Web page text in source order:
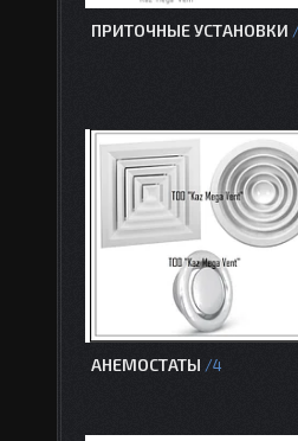
ПРИТОЧНЫЕ УСТАНОВКИ
АНЕМОСТАТЫ 4